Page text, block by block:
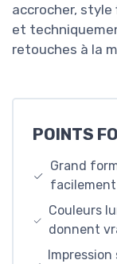
accrocher, style
et
retouches à la
POINTS
Grand
Couleurs
donnent